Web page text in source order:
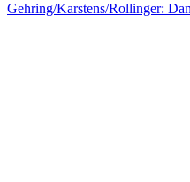
Gehring/Karstens/Rollinger: